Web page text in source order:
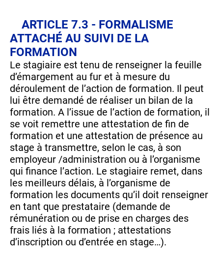
ARTICLE 7.3 - FORMALISME
ATTACHÉ AU SUIVI DE LA
FORMATION
Le stagiaire est tenu de renseigner la feuille
d’émargement au fur et à mesure du
déroulement de l’action de formation. Il peut
lui être demandé de réaliser un bilan de la
formation. A l’issue de l’action de formation, il
se voit remettre une attestation de fin de
formation et une attestation de présence au
stage à transmettre, selon le cas, à son
employeur /administration ou à l’organisme
qui finance l’action. Le stagiaire remet, dans
les meilleurs délais, à l’organisme de
formation les documents qu’il doit renseigner
en tant que prestataire (demande de
rémunération ou de prise en charges des
frais liés à la formation ; attestations
d’inscription ou d’entrée en stage…).